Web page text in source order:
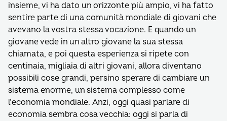
insieme, vi ha dato un orizzonte più ampio, vi ha fatto
sentire parte di una comunità mondiale di giovani che
avevano la vostra stessa vocazione. E quando un
giovane vede in un altro giovane la sua stessa
chiamata, e poi questa esperienza si ripete con
centinaia, migliaia di altri giovani, allora diventano
possibili cose grandi, persino sperare di cambiare un
sistema enorme, un sistema complesso come
l’economia mondiale. Anzi, oggi quasi parlare di
economia sembra cosa vecchia: oggi si parla di